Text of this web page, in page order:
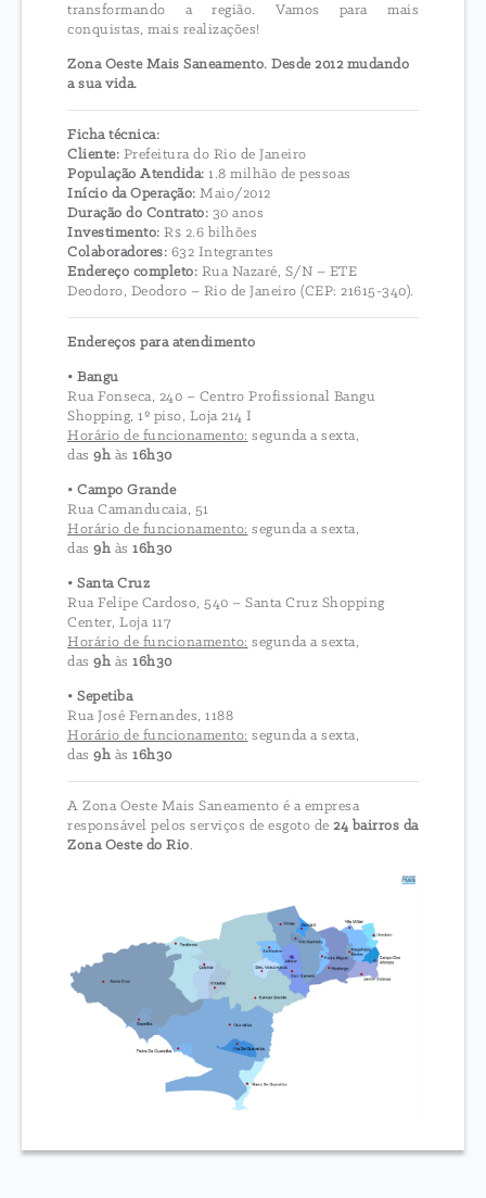
transformando a região. Vamos para mais
conquistas, mais realizações!
Zona Oeste Mais Saneamento. Desde 2012 mudando
a sua vida.
Ficha técnica:
Cliente: Prefeitura do Rio de Janeiro
População Atendida: 1.8 milhão de pessoas
Início da Operação: Maio/2012
Duração do Contrato: 30 anos
Investimento: R$ 2.6 bilhões
Colaboradores: 632 Integrantes
Endereço completo: Rua Nazaré, S/N – ETE
Deodoro, Deodoro – Rio de Janeiro (CEP: 21615-340).
Endereços para atendimento
• Bangu
Rua Fonseca, 240 – Centro Profissional Bangu
Shopping, 1º piso, Loja 214 I
Horário de funcionamento: segunda a sexta,
das 9h às 16h30
• Campo Grande
Rua Camanducaia, 51
Horário de funcionamento: segunda a sexta,
das 9h às 16h30
• Santa Cruz
Rua Felipe Cardoso, 540 – Santa Cruz Shopping
Center, Loja 117
Horário de funcionamento: segunda a sexta,
das 9h às 16h30
• Sepetiba
Rua José Fernandes, 1188
Horário de funcionamento: segunda a sexta,
das 9h às 16h30
A Zona Oeste Mais Saneamento é a empresa
responsável pelos serviços de esgoto de 24 bairros da
Zona Oeste do Rio.